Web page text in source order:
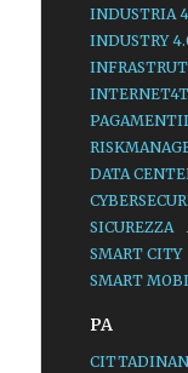
INDUSTRIA
INDUSTRY
DATA
SICUREZZA
SMART CITY
SMART
PA